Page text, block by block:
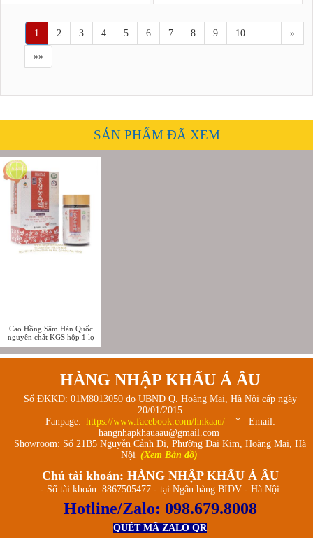
1 2 3 4 5 6 7 8 9 10 … »
»»
SẢN PHẨM ĐÃ XEM
Cao Hồng Sâm Hàn Quốc
nguyên chất KGS hộp 1 lọ
240g (Korean Red Ginseng
Extract Gold)
HÀNG NHẬP KHẨU Á ÂU
Số ĐKKD: 01M8013050 do UBND Q. Hoàng Mai, Hà Nội cấp ngày
20/01/2015
Fanpage: https://www.facebook.com/hnkaau/
* Email:
hangnhapkhauaau@gmail.com
Showroom: Số 21B5 Nguyễn Cảnh Dị, Phường Đại Kim, Hoàng Mai, Hà
Nội (Xem Bản đồ)
Chủ tài khoản: HÀNG NHẬP KHẨU Á ÂU
- Số tài khoản: 8867505477 - tại Ngân hàng BIDV - Hà Nội
Hotline/Zalo: 098.679.8008
QUÉT MÃ ZALO QR